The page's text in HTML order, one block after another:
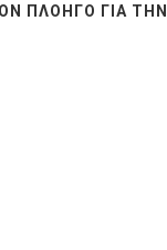
ΠΛΟΗΓΌ ΓΙΑ ΤΗΝ